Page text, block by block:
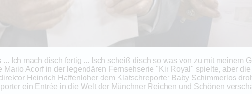
Ich mach disch fertig ... Isch scheiß disch so was von zu mit meinem
Adorf in der legendären Fernsehserie "Kir Royal" spielte, aber
Heinrich Haffenloher dem Klatschreporter Baby Schimmerlos
ein Entrée in die Welt der Münchner Reichen und Schönen